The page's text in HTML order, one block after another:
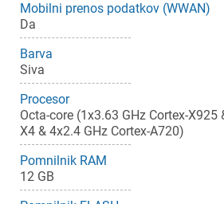
Mobilni prenos podatkov (WWAN)
Da
Barva
Siva
Procesor
Octa-core (1x3.63 GHz Cortex-X925
X4 & 4x2.4 GHz Cortex-A720)
Pomnilnik RAM
12 GB